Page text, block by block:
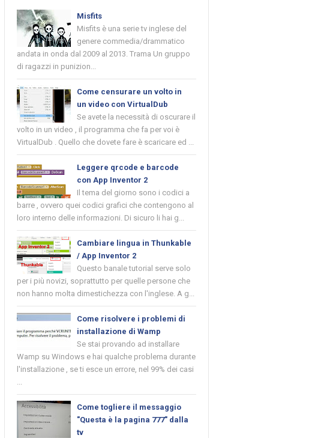
Misfits
Misfits è una serie tv inglese del
genere commedia/drammatico
andata in onda dal 2009 al 2013. Trama Un gruppo
di ragazzi in punizion...
Come censurare un volto in
un video con VirtualDub
Se avete la necessità di oscurare il
volto in un video , il programma che fa per voi è
VirtualDub . Quello che dovete fare è scaricare ed ...
Leggere qrcode e barcode
con App Inventor 2
Il tema del giorno sono i codici a
barre , ovvero quei codici grafici che contengono al
loro interno delle informazioni. Di sicuro li hai g...
Cambiare lingua in Thunkable
/ App Inventor 2
Questo banale tutorial serve solo
per i più novizi, soprattutto per quelle persone che
non hanno molta dimestichezza con l'inglese. A g...
Come risolvere i problemi di
installazione di Wamp
Se stai provando ad installare
Wamp su Windows e hai qualche problema durante
l'installazione , se ti esce un errore, nel 99% dei casi
...
Come togliere il messaggio
"Questa è la pagina 777" dalla
tv